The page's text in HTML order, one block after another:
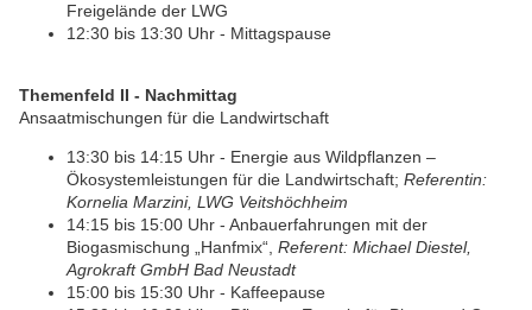
Freigelände der LWG
12:30 bis 13:30 Uhr - Mittagspause
Themenfeld II - Nachmittag
Ansaatmischungen für die Landwirtschaft
13:30 bis 14:15 Uhr - Energie aus Wildpflanzen –
Ökosystemleistungen für die Landwirtschaft; Referentin:
Kornelia Marzini, LWG Veitshöchheim
14:15 bis 15:00 Uhr - Anbauerfahrungen mit der
Biogasmischung „Hanfmix“, Referent: Michael Diestel,
Agrokraft GmbH Bad Neustadt
15:00 bis 15:30 Uhr - Kaffeepause